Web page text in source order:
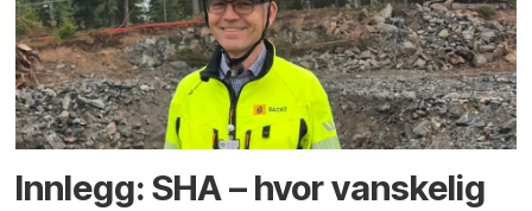
Innlegg: SHA – hvor vanskelig